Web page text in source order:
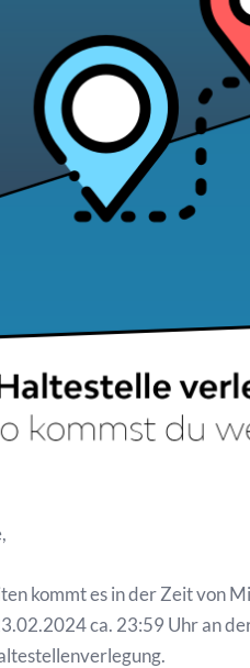
kommt es in der Zeit von
ca. 23:59 Uhr an